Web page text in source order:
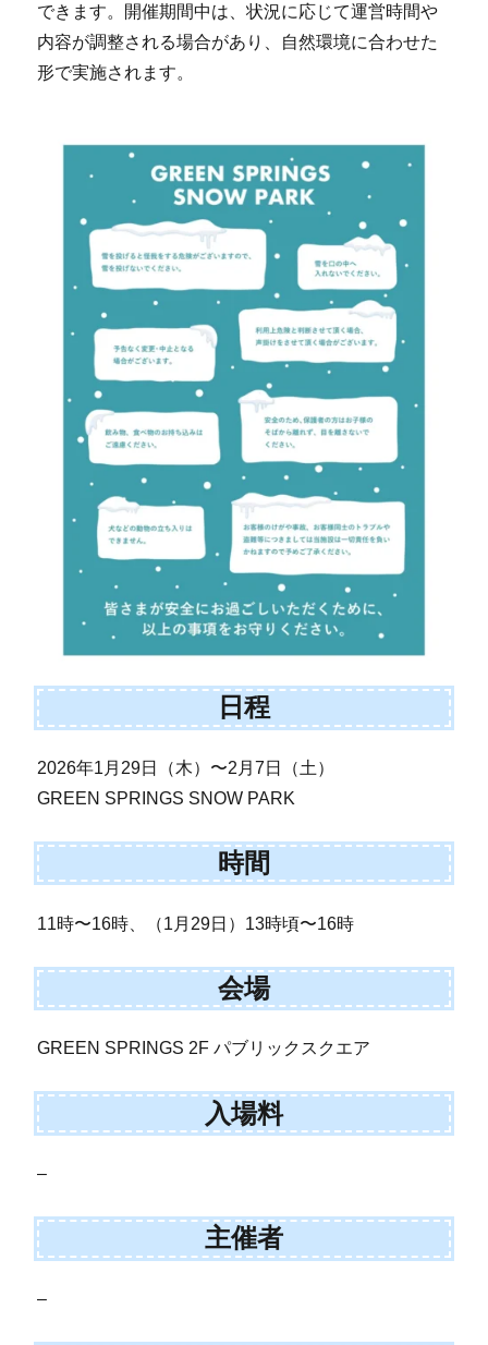
できます。開催期間中は、状況に応じて運営時間や
内容が調整される場合があり、自然環境に合わせた
形で実施されます。
日程
2026年1月29日（木）〜2月7日（土）
GREEN SPRINGS SNOW PARK
時間
11時〜16時、（1月29日）13時頃〜16時
会場
GREEN SPRINGS 2F パブリックスクエア
入場料
–
主催者
–